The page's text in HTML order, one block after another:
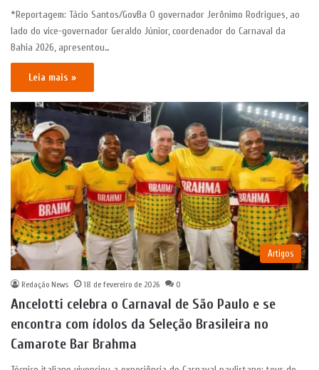
*Reportagem: Tácio Santos/GovBa O governador Jerônimo Rodrigues, ao
lado do vice-governador Geraldo Júnior, coordenador do Carnaval da
Bahia 2026, apresentou…
Leia mais »
Artigos
Redação News 18 de fevereiro de 2026 0
Ancelotti celebra o Carnaval de São Paulo e se
encontra com ídolos da Seleção Brasileira no
Camarote Bar Brahma